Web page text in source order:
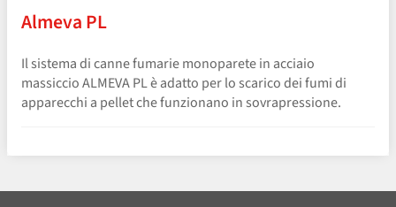
Almeva PL
Il sistema di canne fumarie monoparete in acciaio
massiccio ALMEVA PL è adatto per lo scarico dei fumi di
apparecchi a pellet che funzionano in sovrapressione.